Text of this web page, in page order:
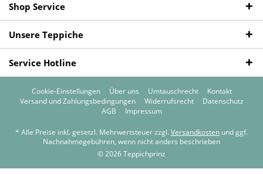
Shop Service
Unsere Teppiche
Service Hotline
Cookie-Einstellungen Über uns Umtauschrecht
Kontakt
Versand und Zahlungsbedingungen
Widerrufsrecht
Datenschutz
AGB
Impressum
* Alle Preise inkl. gesetzl. Mehrwertsteuer zzgl. Versandkosten und ggf.
Nachnahmegebühren, wenn nicht anders beschrieben
© 2026 Teppichprinz